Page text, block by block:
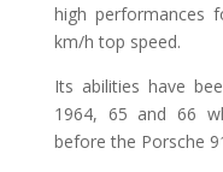
high performances
km/h top speed.
Its abilities have
1964, 65 and 66
before the Porsche